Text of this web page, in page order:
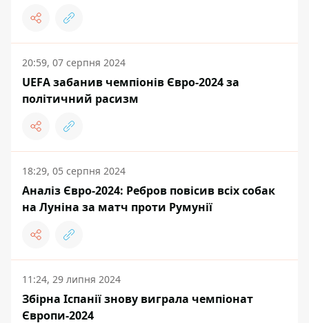
20:59, 07 серпня 2024
UEFA забанив чемпіонів Євро-2024 за
політичний расизм
18:29, 05 серпня 2024
Аналіз Євро-2024: Ребров повісив всіх собак
на Луніна за матч проти Румунії
11:24, 29 липня 2024
Збірна Іспанії знову виграла чемпіонат
Європи-2024